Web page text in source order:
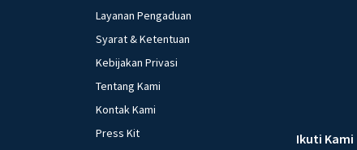
Layanan Pengaduan
Syarat & Ketentuan
Kebijakan Privasi
Tentang Kami
Kontak Kami
Press Kit
Ikuti Kami